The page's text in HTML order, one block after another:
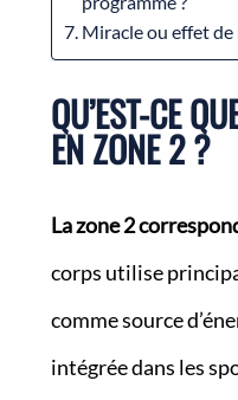
Miracle ou effet de
QU’EST-CE
EN ZONE 2 ?
La zone 2
corps utilise
comme source
intégrée dans les